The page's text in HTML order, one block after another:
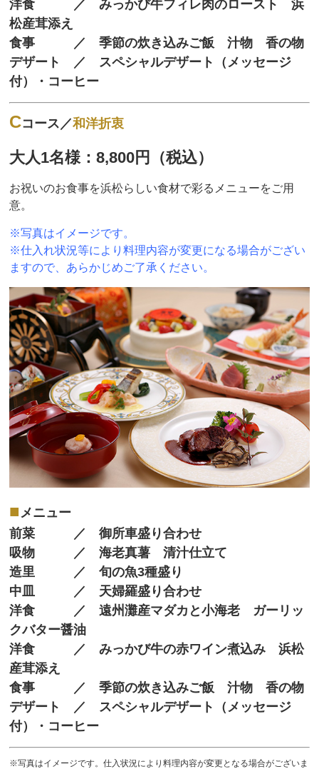
洋食 ／ みっかび牛フィレ肉のロースト 浜
松産茸添え
食事 ／ 季節の炊き込みご飯 汁物 香の物
デザート ／ スペシャルデザート（メッセージ
付）・コーヒー
Cコース／和洋折衷
大人1名様：8,800円（税込）
お祝いのお食事を浜松らしい食材で彩るメニューをご用
意。
※写真はイメージです。
※仕入れ状況等により料理内容が変更になる場合がござい
ますので、あらかじめご了承ください。
■ メニュー
前菜 ／ 御所車盛り合わせ
吸物 ／ 海老真薯 清汁仕立て
造里 ／ 旬の魚3種盛り
中皿 ／ 天婦羅盛り合わせ
洋食 ／ 遠州灘産マダカと小海老 ガーリッ
クバター醤油
洋食 ／ みっかび牛の赤ワイン煮込み 浜松
産茸添え
食事 ／ 季節の炊き込みご飯 汁物 香の物
デザート ／ スペシャルデザート（メッセージ
付）・コーヒー
※写真はイメージです。仕入状況により料理内容が変更となる場合がございま